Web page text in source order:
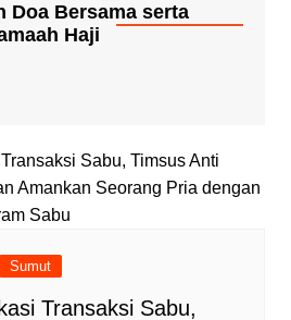
Doa Bersama serta
Haji
Sumut
Transaksi Sabu,